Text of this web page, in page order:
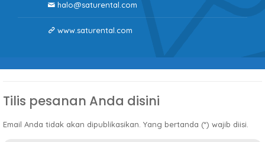
halo@saturental.com
www.saturental.com
Tilis pesanan Anda disini
Email Anda tidak akan dipublikasikan. Yang bertanda (*) wajib diisi.